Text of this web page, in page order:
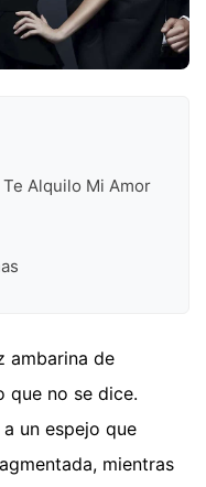
Alquilo Mi Amor
ambarina de
que no se dice.
un espejo que
mientras